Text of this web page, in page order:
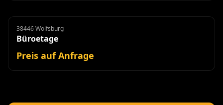
Büroetage Miete
38446 Wolfsburg
Büroetage
Preis auf Anfrage